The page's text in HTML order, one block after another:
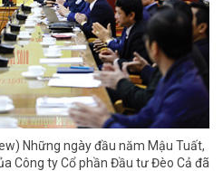
Những ngày đầu năm Mậu Tuất,
Công ty Cổ phần Đầu tư Đèo Cả đã